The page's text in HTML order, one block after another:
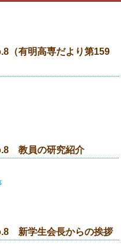
（有明高専だより第159
教員の研究紹介
新学生会長からの挨拶